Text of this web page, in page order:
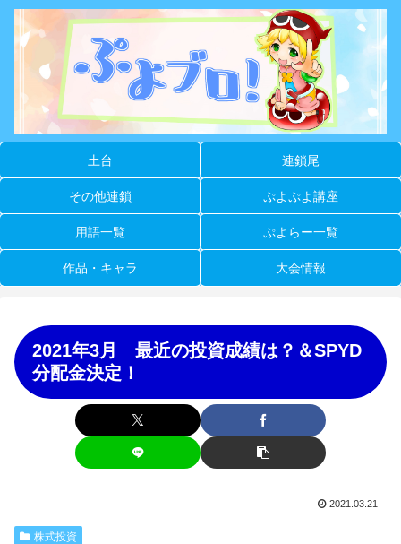
土台 連鎖尾
その他連鎖 ぷよぷよ講座
用語一覧 ぷよらー一覧
作品・キャラ 大会情報
2021年3月 最近の投資成績は？＆SPYD
分配金決定！
2021.03.21
株式投資